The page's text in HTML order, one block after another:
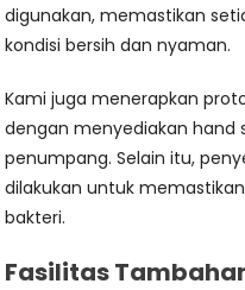
digunakan, memastikan
kondisi bersih dan nyaman.
Kami juga menerapkan
dengan menyediakan hand
penumpang. Selain itu,
dilakukan untuk
bakteri.
Fasilitas